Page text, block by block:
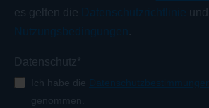
es gelten die Datenschutzrichtlinie und
Nutzungsbedingungen
.
Datenschutz*
Ich habe die Datenschutzbestimmungen
genommen.